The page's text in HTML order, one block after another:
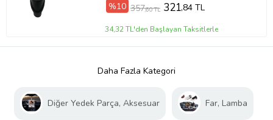
%10 357,60 TL 321,84 TL
34,32 TL'den Başlayan Taksitlerle
Daha Fazla Kategori
Diğer Yedek Parça, Aksesuar Far, Lamba